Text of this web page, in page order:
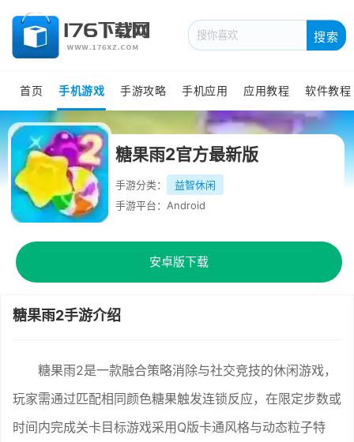
搜索
首页 手机游戏 手游攻略 手机应用 应用教程 软件教程
糖果雨2官方最新版
手游分类：
益智休闲
手游平台：Android
安卓版下载
糖果雨2手游介绍
糖果雨2是一款融合策略消除与社交竞技的休闲游戏，
玩家需通过匹配相同颜色糖果触发连锁反应，在限定步数或
时间内完成关卡目标游戏采用Q版卡通风格与动态粒子特